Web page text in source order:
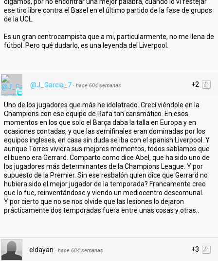
ese tiro libre contra el Basel en el último partido de la fase de grupos
de la UCL.
Es un gran centrocampista que a mi, particularmente, no me llena de
fútbol. Pero qué dudarlo, es una leyenda del Liverpool.
+2
@J_Garcia_7 · hace 604 semanas
Uno de los jugadores que más he idolatrado. Crecí viéndole en la
Champions con ese equipo de Rafa tan carismático. En esos
momentos en los que solo el Barça daba la talla en Europa y en
ocasiones contadas, y que las semifinales eran dominadas por los
equipos ingleses, en casa sin duda se iba con el spanish Liverpool. Y
aunque Torres viviera sus mejores momentos, todos sabíamos que
el bueno era Gerrard. Comparto como dice Abel, que ha sido uno de
los jugadores más determinantes de la Champions League. Y por
supuesto de la Premier. Sin ese resbalón quien dice que Gerrard no
hubiera sido el mejor jugador de la temporada? Francamente creo
que lo fue, reinventándose y viendo un mediocentro descomunal.
Y por cierto que no se nos olvide que las lesiones lo dejaron
prácticamente dos temporadas fuera entre unas cosas y otras..
+3
eldayan · hace 604 semanas